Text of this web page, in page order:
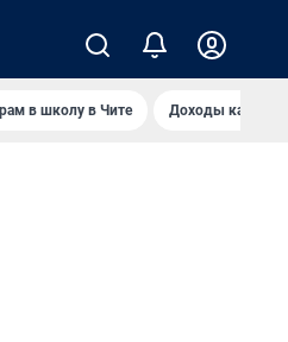
в школу в Чите Доходы